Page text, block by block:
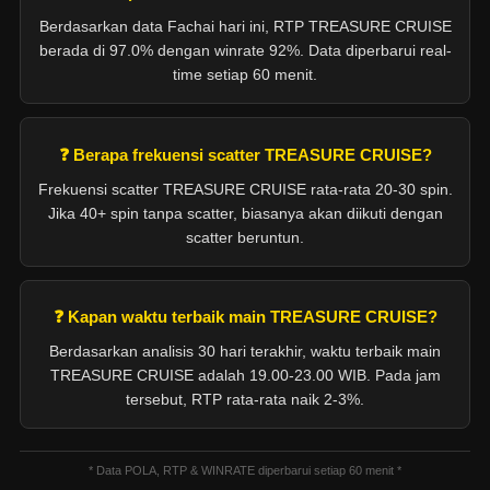
Berdasarkan data Fachai hari ini, RTP TREASURE CRUISE
berada di 97.0% dengan winrate 92%. Data diperbarui real-
time setiap 60 menit.
❓ Berapa frekuensi scatter TREASURE CRUISE?
Frekuensi scatter TREASURE CRUISE rata-rata 20-30 spin.
Jika 40+ spin tanpa scatter, biasanya akan diikuti dengan
scatter beruntun.
❓ Kapan waktu terbaik main TREASURE CRUISE?
Berdasarkan analisis 30 hari terakhir, waktu terbaik main
TREASURE CRUISE adalah 19.00-23.00 WIB. Pada jam
tersebut, RTP rata-rata naik 2-3%.
* Data POLA, RTP & WINRATE diperbarui setiap 60 menit *